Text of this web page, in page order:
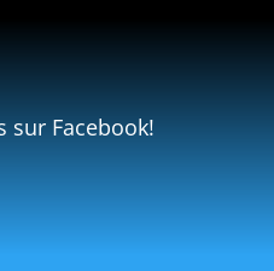
sur Facebook!